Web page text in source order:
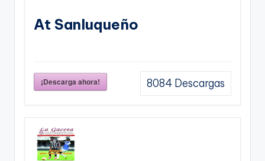
At Sanluqueño
¡Descarga ahora! 8084 Descargas